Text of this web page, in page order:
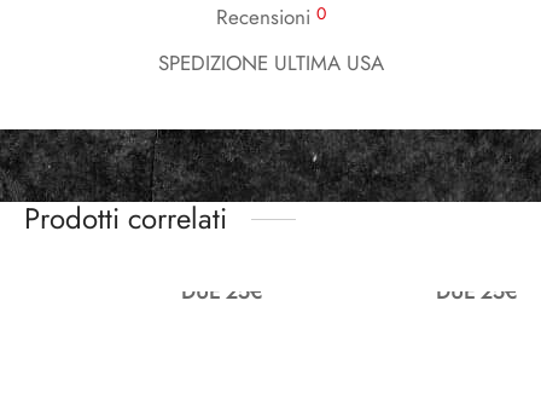
Recensioni 0
SPEDIZIONE ULTIMA USA
Prodotti correlati
DUE 25€ DUE 25€